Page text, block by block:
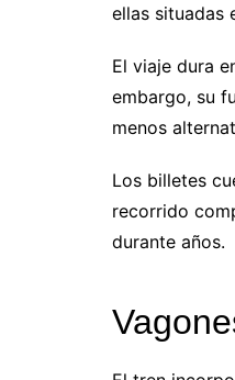
ellas situadas
El viaje dura
embargo, su
menos
Los billetes
recorrido
durante años.